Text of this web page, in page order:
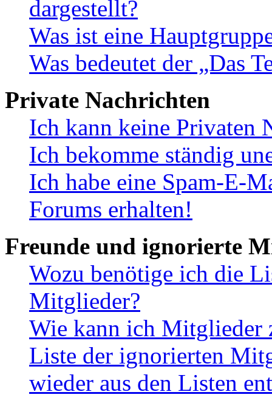
dargestellt?
Was ist eine
Was bedeutet der „Das
Private Nachrichten
Ich kann keine Privaten
Ich bekomme ständig
Ich habe eine Spam-E-
Forums erhalten!
Freunde und ignorierte
Wozu benötige ich die
Mitglieder?
Wie kann ich Mitglieder
Liste der ignorierten
wieder aus den Listen